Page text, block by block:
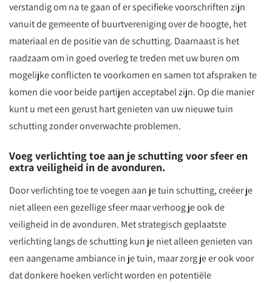
verstandig om na te gaan of er specifieke voorschriften zijn
vanuit de gemeente of buurtvereniging over de hoogte, het
materiaal en de positie van de schutting. Daarnaast is het
raadzaam om in goed overleg te treden met uw buren om
mogelijke conflicten te voorkomen en samen tot afspraken te
komen die voor beide partijen acceptabel zijn. Op die manier
kunt u met een gerust hart genieten van uw nieuwe tuin
schutting zonder onverwachte problemen.
Voeg verlichting toe aan je schutting voor sfeer en
extra veiligheid in de avonduren.
Door verlichting toe te voegen aan je tuin schutting, creëer je
niet alleen een gezellige sfeer maar verhoog je ook de
veiligheid in de avonduren. Met strategisch geplaatste
verlichting langs de schutting kun je niet alleen genieten van
een aangename ambiance in je tuin, maar zorg je er ook voor
dat donkere hoeken verlicht worden en potentiële